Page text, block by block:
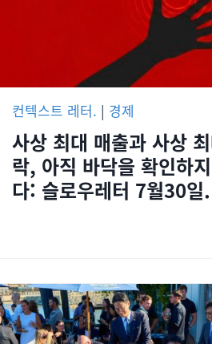
컨텍스트 레터. | 경제
사상 최대 매출과 사상
락, 아직 바닥을 확인하
다: 슬로우레터 7월30일.